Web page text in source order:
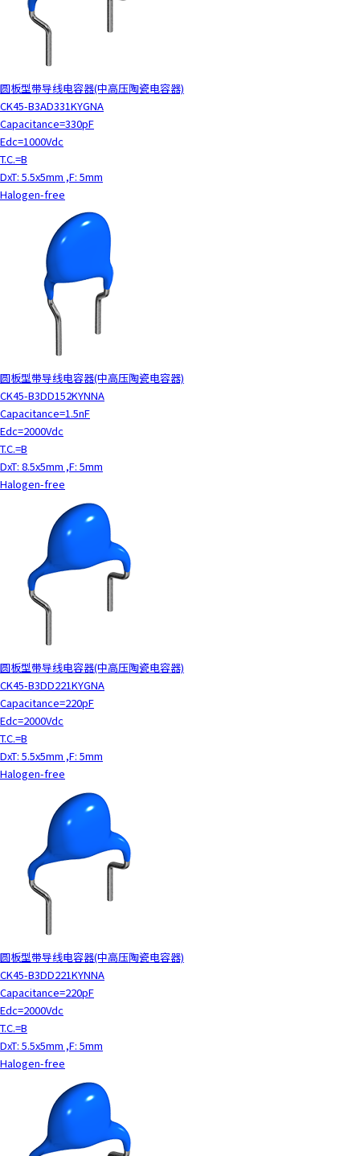
n
t
.
圆板型带导线电容器(中高压陶瓷电容器)
CK45-B3AD331KYGNA
Capacitance=330pF
Edc=1000Vdc
T.C.=B
DxT: 5.5x5mm ,F: 5mm
Halogen-free
圆板型带导线电容器(中高压陶瓷电容器)
CK45-B3DD152KYNNA
Capacitance=1.5nF
Edc=2000Vdc
T.C.=B
DxT: 8.5x5mm ,F: 5mm
Halogen-free
圆板型带导线电容器(中高压陶瓷电容器)
CK45-B3DD221KYGNA
Capacitance=220pF
Edc=2000Vdc
T.C.=B
DxT: 5.5x5mm ,F: 5mm
Halogen-free
圆板型带导线电容器(中高压陶瓷电容器)
CK45-B3DD221KYNNA
Capacitance=220pF
Edc=2000Vdc
T.C.=B
DxT: 5.5x5mm ,F: 5mm
Halogen-free